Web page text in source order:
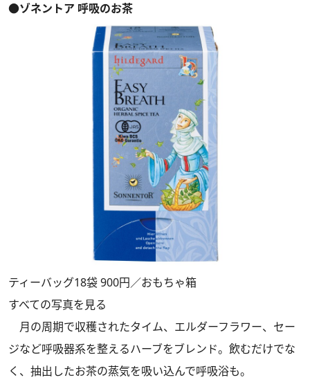
●ゾネントア 呼吸のお茶
ティーバッグ18袋 900円／おもちゃ箱
すべての写真を見る
月の周期で収穫されたタイム、エルダーフラワー、セー
ジなど呼吸器系を整えるハーブをブレンド。飲むだけでな
く、抽出したお茶の蒸気を吸い込んで呼吸浴も。